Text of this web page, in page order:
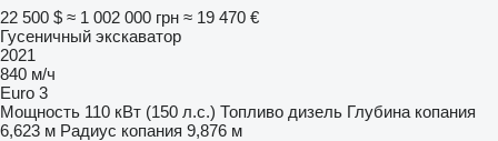
22 500 $ ≈ 1 002 000 грн ≈ 19 470 €
Гусеничный экскаватор
2021
840 м/ч
Euro 3
Мощность 110 кВт (150 л.с.) Топливо дизель Глубина копания
6,623 м Радиус копания 9,876 м